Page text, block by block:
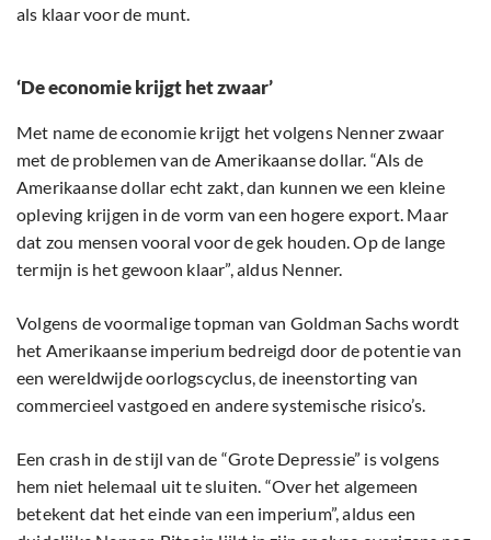
als klaar voor de munt.
‘De economie krijgt het zwaar’
Met name de economie krijgt het volgens Nenner zwaar
met de problemen van de Amerikaanse dollar. “Als de
Amerikaanse dollar echt zakt, dan kunnen we een kleine
opleving krijgen in de vorm van een hogere export. Maar
dat zou mensen vooral voor de gek houden. Op de lange
termijn is het gewoon klaar”, aldus Nenner.
Volgens de voormalige topman van Goldman Sachs wordt
het Amerikaanse imperium bedreigd door de potentie van
een wereldwijde oorlogscyclus, de ineenstorting van
commercieel vastgoed en andere systemische risico’s.
Een crash in de stijl van de “Grote Depressie” is volgens
hem niet helemaal uit te sluiten. “Over het algemeen
betekent dat het einde van een imperium”, aldus een